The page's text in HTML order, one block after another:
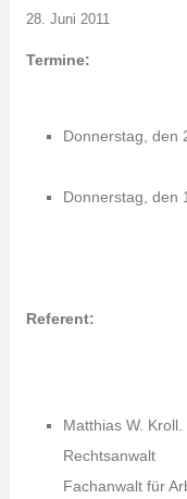
28. Juni 2011
Termine:
Donnerstag, den
Donnerstag, den
Referent:
Matthias W. Kroll.
Rechtsanwalt
Fachanwalt für